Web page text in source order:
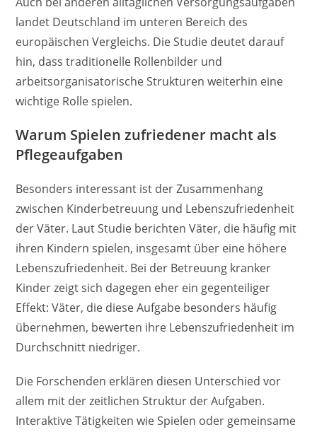
landet Deutschland im unteren Bereich des
europäischen Vergleichs. Die Studie deutet darauf
hin, dass traditionelle Rollenbilder und
arbeitsorganisatorische Strukturen weiterhin eine
wichtige Rolle spielen.
Warum Spielen zufriedener macht als
Pflegeaufgaben
Besonders interessant ist der Zusammenhang
zwischen Kinderbetreuung und Lebenszufriedenheit
der Väter. Laut Studie berichten Väter, die häufig mit
ihren Kindern spielen, insgesamt über eine höhere
Lebenszufriedenheit. Bei der Betreuung kranker
Kinder zeigt sich dagegen eher ein gegenteiliger
Effekt: Väter, die diese Aufgabe besonders häufig
übernehmen, bewerten ihre Lebenszufriedenheit im
Durchschnitt niedriger.
Die Forschenden erklären diesen Unterschied vor
allem mit der zeitlichen Struktur der Aufgaben.
Interaktive Tätigkeiten wie Spielen oder gemeinsame